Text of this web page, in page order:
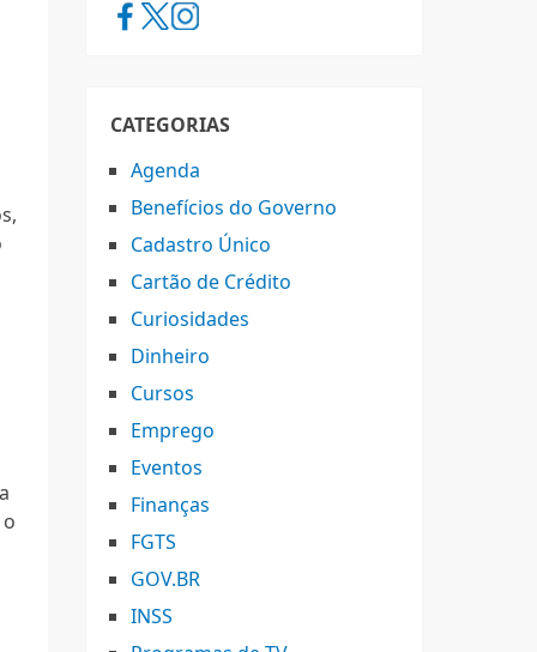
CATEGORIAS
Agenda
Benefícios do Governo
Cadastro Único
Cartão de Crédito
Curiosidades
Dinheiro
Cursos
Emprego
Eventos
Finanças
FGTS
GOV.BR
INSS